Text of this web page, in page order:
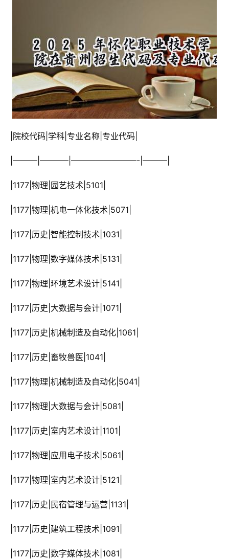
|院校代码|学科|专业名称|专业代码|
|———|———–|————————-|———|
|1177|物理|园艺技术|5101|
|1177|物理|机电一体化技术|5071|
|1177|历史|智能控制技术|1031|
|1177|物理|数字媒体技术|5131|
|1177|物理|环境艺术设计|5141|
|1177|历史|大数据与会计|1071|
|1177|历史|机械制造及自动化|1061|
|1177|历史|畜牧兽医|1041|
|1177|物理|机械制造及自动化|5041|
|1177|物理|大数据与会计|5081|
|1177|历史|室内艺术设计|1101|
|1177|物理|应用电子技术|5061|
|1177|物理|室内艺术设计|5121|
|1177|历史|民宿管理与运营|1131|
|1177|历史|建筑工程技术|1091|
|1177|历史|数字媒体技术|1081|